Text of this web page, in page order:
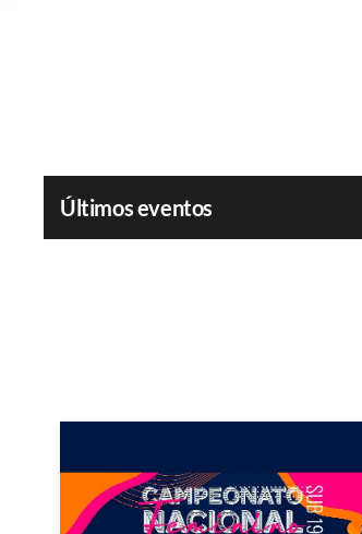
Últimos eventos